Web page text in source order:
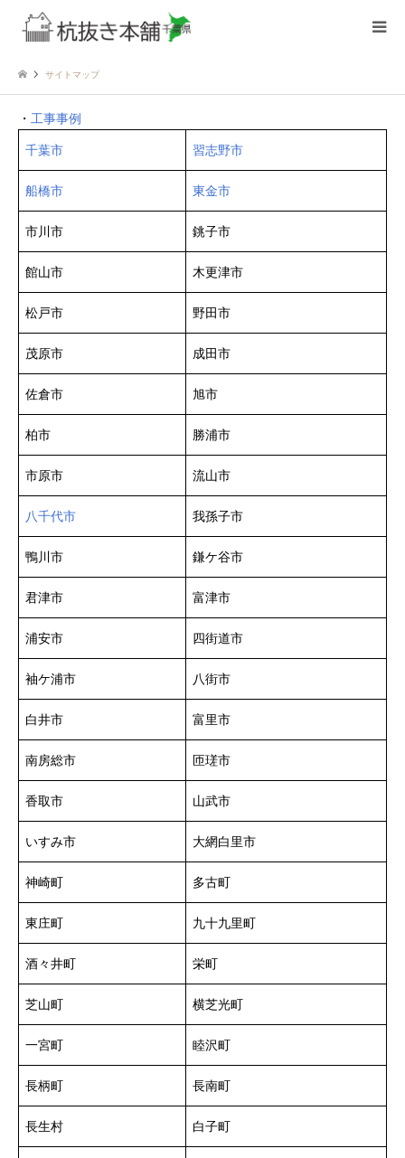
サイトマップ
・ 工事事例
千葉市 習志野市
船橋市 東金市
市川市 銚子市
館山市 木更津市
松戸市 野田市
茂原市 成田市
佐倉市 旭市
柏市 勝浦市
市原市 流山市
八千代市 我孫子市
鴨川市 鎌ケ谷市
君津市 富津市
浦安市 四街道市
袖ケ浦市 八街市
白井市 富里市
南房総市 匝瑳市
香取市 山武市
いすみ市 大網白里市
神崎町 多古町
東庄町 九十九里町
酒々井町 栄町
芝山町 横芝光町
一宮町 睦沢町
長柄町 長南町
長生村 白子町